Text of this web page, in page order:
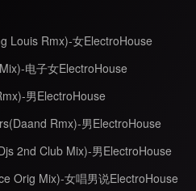
Louis Rmx)-女ElectroHouse
电子女ElectroHouse
男ElectroHouse
Rmx)-男ElectroHouse
2nd Club Mix)-男ElectroHouse
Orig Mix)-女唱男说ElectroHouse